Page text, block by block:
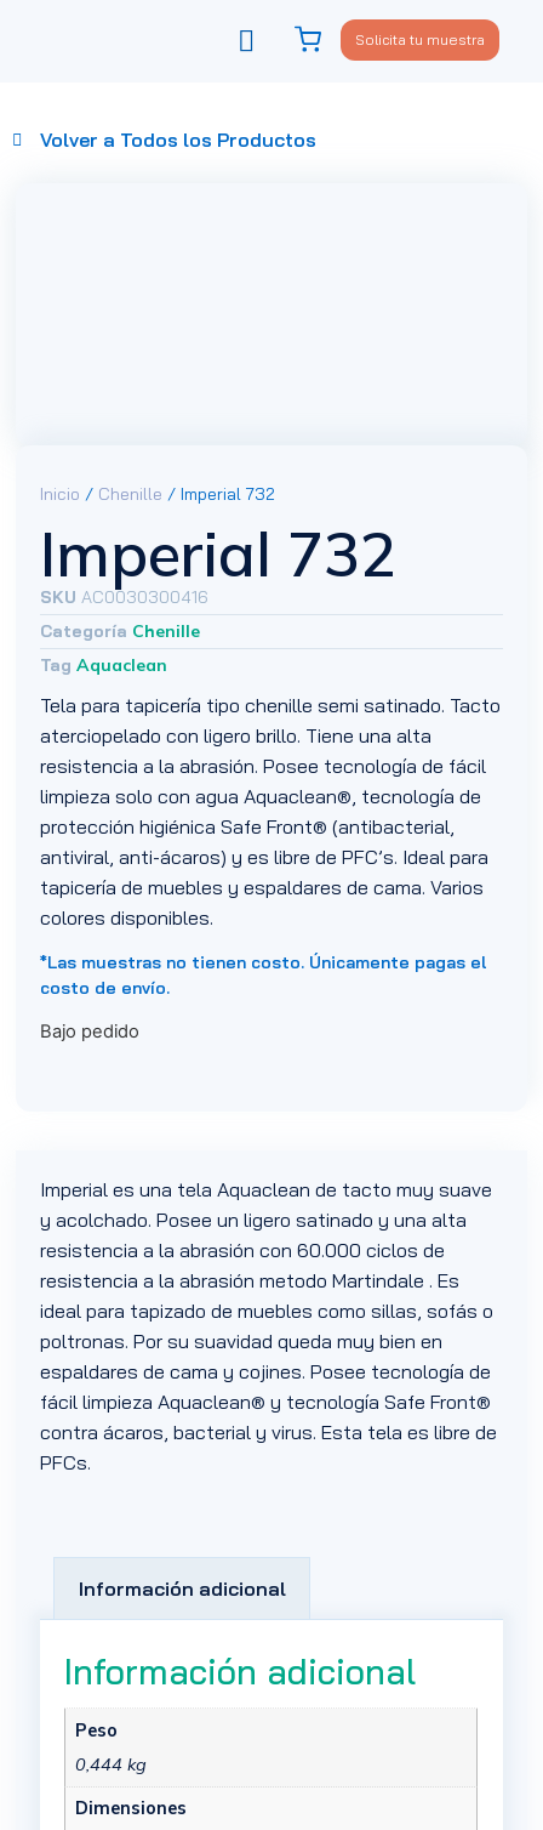
Solicita tu muestra
Volver a Todos los Productos
Inicio / Chenille / Imperial 732
Imperial 732
SKUAC0030300416
Categoría Chenille
Tag Aquaclean
Tela para tapicería tipo chenille semi satinado. Tacto
aterciopelado con ligero brillo. Tiene una alta
resistencia a la abrasión. Posee tecnología de fácil
limpieza solo con agua Aquaclean®, tecnología de
protección higiénica Safe Front® (antibacterial,
antiviral, anti-ácaros) y es libre de PFC’s. Ideal para
tapicería de muebles y espaldares de cama. Varios
colores disponibles.
*Las muestras no tienen costo. Únicamente pagas el
costo de envío.
Bajo pedido
Imperial es una tela Aquaclean de tacto muy suave
y acolchado. Posee un ligero satinado y una alta
resistencia a la abrasión con 60.000 ciclos de
resistencia a la abrasión metodo Martindale . Es
ideal para tapizado de muebles como sillas, sofás o
poltronas. Por su suavidad queda muy bien en
espaldares de cama y cojines. Posee tecnología de
fácil limpieza Aquaclean® y tecnología Safe Front®
contra ácaros, bacterial y virus. Esta tela es libre de
PFCs.
Información adicional
Información adicional
Peso
0,444 kg
Dimensiones